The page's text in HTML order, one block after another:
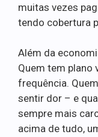
muitas vezes
tendo cobertura
Além da
Quem tem plano
frequência.
sentir dor – e
sempre mais
acima de tudo,